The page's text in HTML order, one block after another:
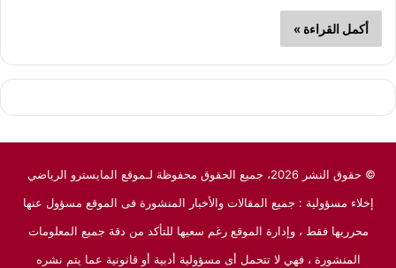
أكمل القراءة »
© حقوق النشر 2026، جميع الحقوق محفوظة لـموقع المايسترو الرياضي
إخلاء مسؤولية : جميع المقالات والأخبار المنشورة فى الموقع مسؤول عنها
محرريها فقط ، وإدارة الموقع رغم سعيها للتأكد من دقة جميع المعلومات
المنشورة ، فهي لا تتحمل أى مسؤولية أدبية أو قانونية عما يتم نشره